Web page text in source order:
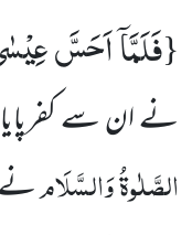
{فَلَمَّاۤ اَحَسَّ
نے ان سے
الصَّلٰوۃُ وَالسَّلَامنے